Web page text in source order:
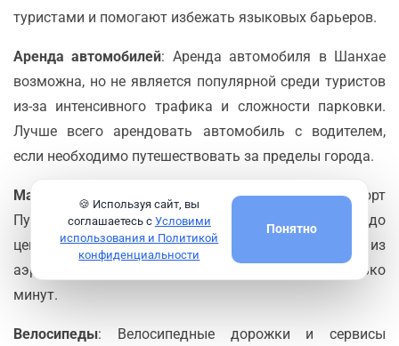
туристами и помогают избежать языковых барьеров.
Аренда автомобилей: Аренда автомобиля в Шанхае
возможна, но не является популярной среди туристов
из-за интенсивного трафика и сложности парковки.
Лучше всего арендовать автомобиль с водителем,
если необходимо путешествовать за пределы города.
Маглев
: Скоростной поезд маглев соединяет аэропорт
Пудун с городом и позволяет быстро добраться до
центра. Это самый быстрый способ перемещения из
аэропорта, и поездка занимает всего несколько
минут.
Велосипеды: Велосипедные дорожки и сервисы
🍪 Используя сайт, вы
соглашаетесь с Условими
использования и Политикой
конфиденциальности
Понятно